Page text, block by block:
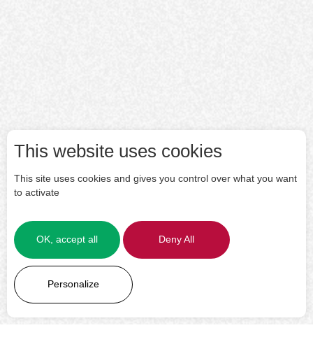
This website uses cookies
This site uses cookies and gives you control over what you want
to activate
OK, accept all Deny All
Personalize